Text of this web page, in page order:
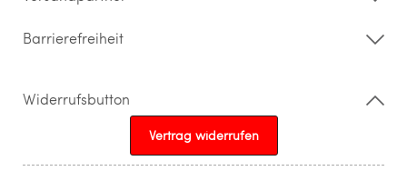
Barrierefreiheit
Widerrufsbutton
Vertrag widerrufen